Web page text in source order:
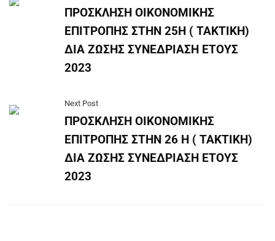
ΠΡΟΣΚΛΗΣΗ ΟΙΚΟΝΟΜΙΚΗΣ
ΕΠΙΤΡΟΠΗΣ ΣΤΗΝ 25Η ( ΤΑΚΤΙΚΗ)
ΔΙΑ ΖΩΣΗΣ ΣΥΝΕΔΡΙΑΣΗ ΕΤΟΥΣ
2023
Next Post
ΠΡΟΣΚΛΗΣΗ ΟΙΚΟΝΟΜΙΚΗΣ
ΕΠΙΤΡΟΠΗΣ ΣΤΗΝ 26 Η ( ΤΑΚΤΙΚΗ)
ΔΙΑ ΖΩΣΗΣ ΣΥΝΕΔΡΙΑΣΗ ΕΤΟΥΣ
2023